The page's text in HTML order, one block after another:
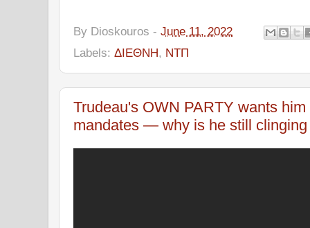
By Dioskouros - June 11, 2022
Labels: ΔΙΕΘΝΗ, ΝΤΠ
Trudeau's OWN PARTY wants
mandates — why is he still clinging